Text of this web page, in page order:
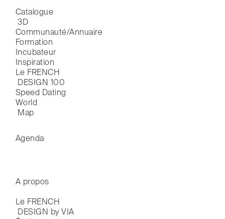
Catalogue
3D
Communauté/Annuaire
Formation
Incubateur
Inspiration
Le FRENCH
DESIGN 100
Speed Dating
World
Map
Agenda
A propos
Le FRENCH
DESIGN by VIA